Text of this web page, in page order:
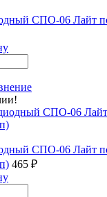
СПО-06 Лайт
СПО-06 Лайт
465 ₽